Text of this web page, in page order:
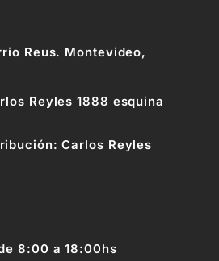
Reus. Montevideo,
Reyles 1888 esquina
Carlos Reyles
8:00 a 18:00hs